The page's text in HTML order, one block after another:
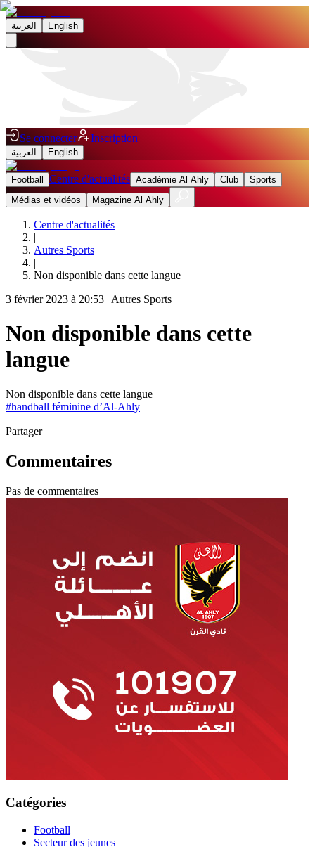
العربية English
Se connecter Inscription
العربية English
Football Centre d'actualités Académie Al Ahly Club
Sports
Médias et vidéos
Magazine Al Ahly
Centre d'actualités
|
Autres Sports
|
Non disponible dans cette langue
3 février 2023 à 20:53 | Autres Sports
Non disponible dans cette
langue
Non disponible dans cette langue
#handball féminine d’Al-Ahly
Partager
Commentaires
Pas de commentaires
Catégories
Football
Secteur des jeunes